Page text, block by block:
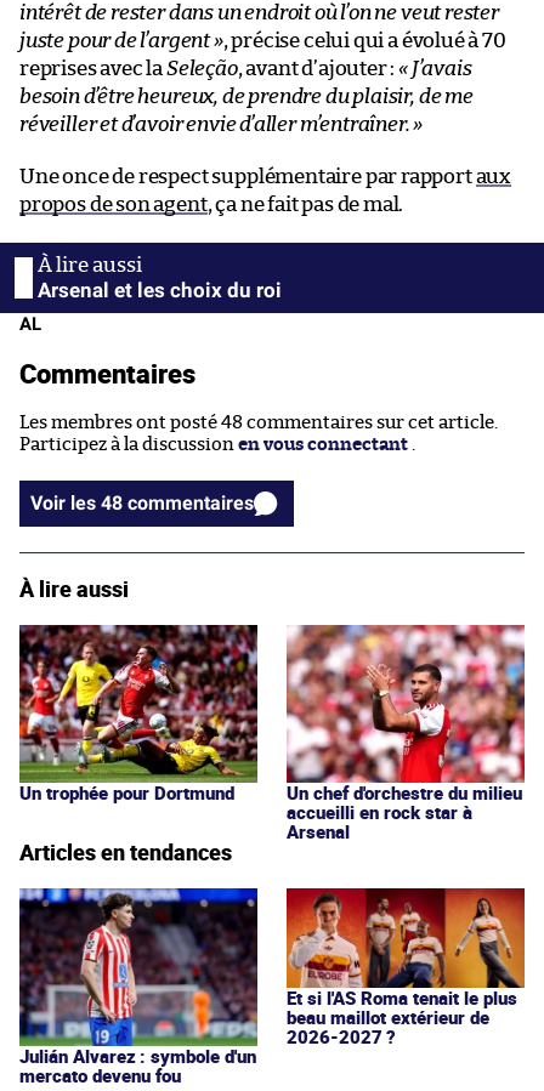
intérêt de rester dans un endroit où l’on ne veut rester
juste pour de l’argent », précise celui qui a évolué à 70
reprises avec la Seleção, avant d’ajouter :« J’avais
besoin d’être heureux, de prendre du plaisir, de me
réveiller et d’avoir envie d’aller m’entraîner. »
Une once de respect supplémentaire par rapportaux
propos de son agent, ça ne fait pas de mal.
Arsenal et les choix du roi
AL
Commentaires
Les membres ont posté 48 commentaires sur cet article.
Participez à la discussion en vous connectant
Voir les 48 commentaires
À lire aussi
Un trophée pour Dortmund
Un chef d'orchestre du milieu
accueilli en rock star à
Arsenal
Articles en tendances
Julián Alvarez : symbole d'un
mercato devenu fou
Et si l'AS Roma tenait le plus
beau maillot extérieur de
2026-2027 ?